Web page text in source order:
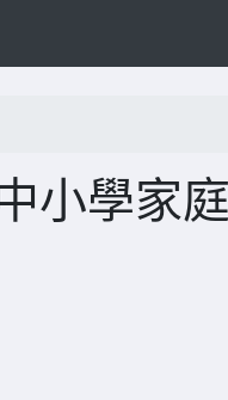
小學家